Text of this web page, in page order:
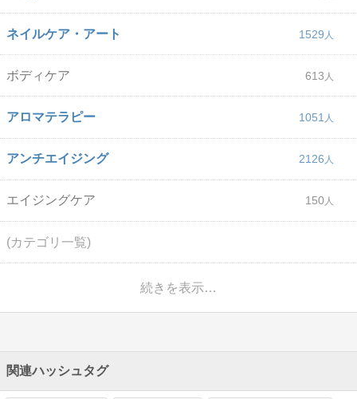
ネイルケア・アート 1529
ボディケア 613
アロマテラピー 1051
アンチエイジング 2126
エイジングケア 150
(カテゴリ一覧)
続きを表示…
関連ハッシュタグ